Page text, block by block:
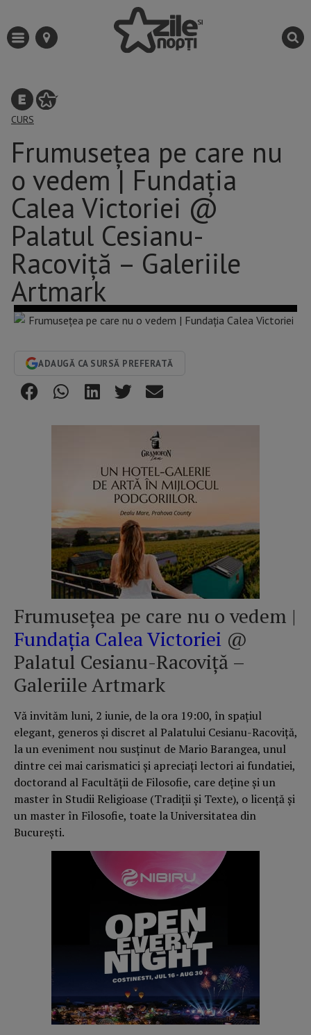
CURS
Frumuseţea pe care nu
o vedem | Fundația
Calea Victoriei @
Palatul Cesianu-
Racoviță – Galeriile
Artmark
ADAUGĂ CA SURSĂ PREFERATĂ
Frumuseţea pe care nu o vedem |
Fundația Calea Victoriei @
Palatul Cesianu-Racoviță –
Galeriile Artmark
Vă invităm luni, 2 iunie, de la ora 19:00, în spaţiul
elegant, generos şi discret al Palatului Cesianu-Racoviţă,
la un eveniment nou susţinut de Mario Barangea, unul
dintre cei mai carismatici şi apreciaţi lectori ai fundatiei,
doctorand al Facultăţii de Filosofie, care deţine şi un
master în Studii Religioase (Tradiţii şi Texte), o licenţă şi
un master în Filosofie, toate la Universitatea din
Bucureşti.